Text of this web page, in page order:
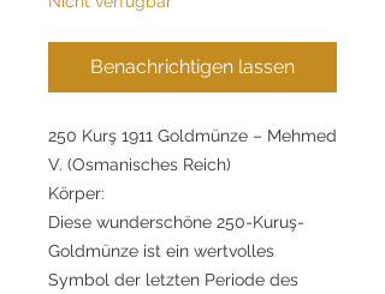
Benachrichtigen lassen
250 Kurş 1911 Goldmünze – Mehmed
V. (Osmanisches Reich)
Körper:
Diese wunderschöne 250-Kuruş-
Goldmünze ist ein wertvolles
Symbol der letzten Periode des